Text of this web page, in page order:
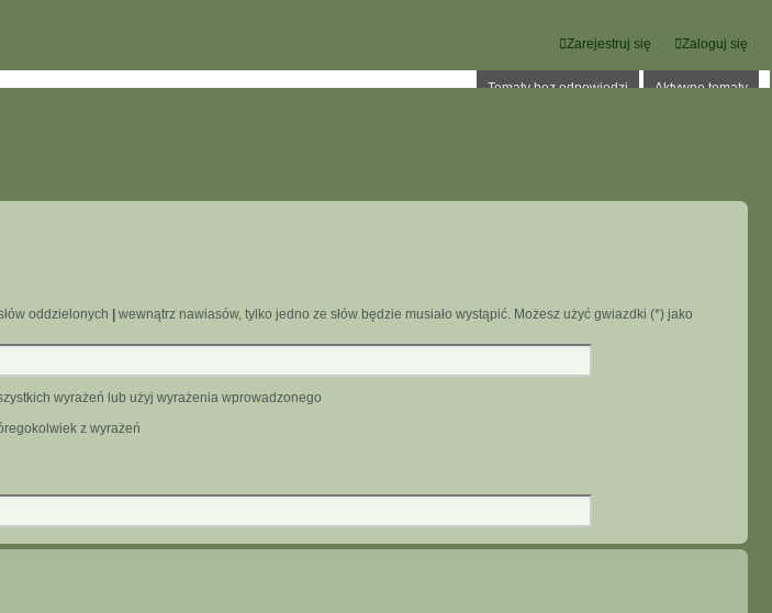
Zaloguj się
Zarejestruj się
Tematy bez odpowiedzi Aktywne tematy
oddzielonych
wewnątrz nawiasów, tylko jedno ze słów będzie musiało wystąpić. Możesz użyć gwiazdki (*) jako
wyrażeń lub użyj wyrażenia wprowadzonego
z wyrażeń